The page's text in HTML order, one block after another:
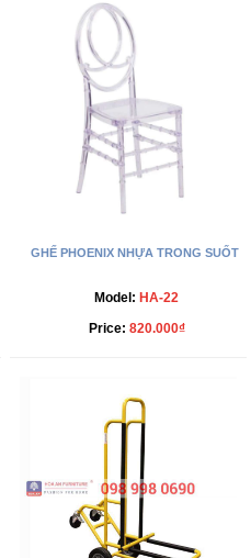
GHẾ PHOENIX NHỰA TRONG SUỐT
Model: HA-22
Price: 820.000₫